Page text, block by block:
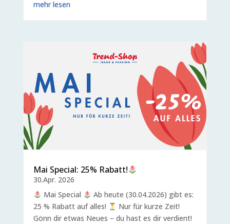
mehr lesen
Mai Special: 25% Rabatt!
30.Apr. 2026
Mai Special
Ab heute (30.04.2026) gibt es:
25 % Rabatt auf alles!
Nur für kurze Zeit!
Gönn dir etwas Neues – du hast es dir verdient!